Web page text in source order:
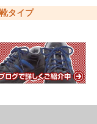
タイプ